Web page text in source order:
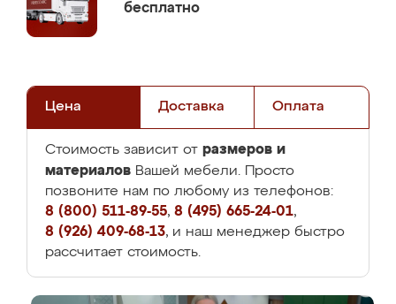
бесплатно
Цена Доставка Оплата
Стоимость зависит от размеров и
материалов Вашей мебели. Просто
позвоните нам по любому из телефонов:
8 (800) 511-89-55, 8 (495) 665-24-01,
8 (926) 409-68-13, и наш менеджер быстро
рассчитает стоимость.